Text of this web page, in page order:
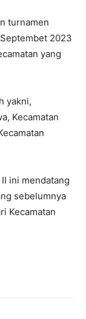
turnamen
2023
yang
yakni,
Kecamatan
ini mendatang
sebelumnya
Kecamatan